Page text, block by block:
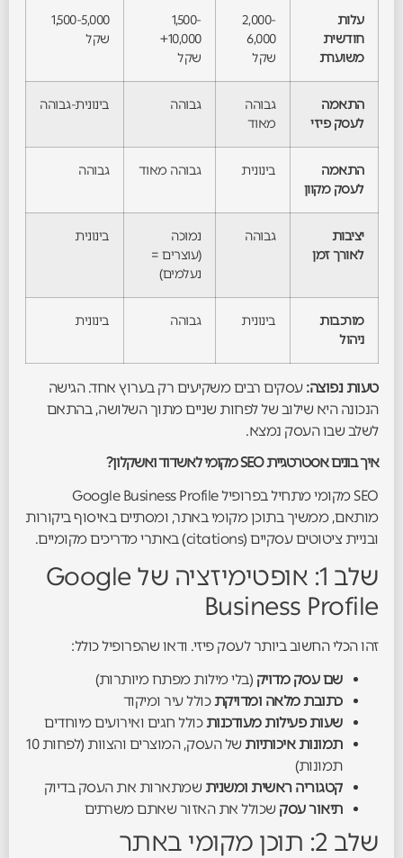
עלות
חודשית
משוערת
2,000-
6,000
שקל
1,500-
10,000+
שקל
1,500-5,000
שקל
התאמה
לעסק פיזי
גבוהה
מאוד
גבוהה בינונית-גבוהה
התאמה
לעסק מקוון
בינונית גבוהה מאוד גבוהה
יציבות
לאורך זמן
גבוהה
נמוכה
(עוצרים =
נעלמים)
בינונית
מורכבות
ניהול
בינונית גבוהה בינונית
טעות נפוצה: עסקים רבים משקיעים רק בערוץ אחד. הגישה
הנכונה היא שילוב של לפחות שניים מתוך השלושה, בהתאם
לשלב שבו העסק נמצא.
איך בונים אסטרטגיית SEO מקומי לאשדוד ואשקלון?
SEO מקומי מתחיל בפרופיל Google Business Profile
מותאם, ממשיך בתוכן מקומי באתר, ומסתיים באיסוף ביקורות
ובניית ציטוטים עסקיים (citations) באתרי מדריכים מקומיים.
שלב 1: אופטימיזציה של Google
Business Profile
זהו הכלי החשוב ביותר לעסק פיזי. ודאו שהפרופיל כולל:
שם עסק מדויק (בלי מילות מפתח מיותרות)
כתובת מלאה ומדויקתכולל עיר ומיקוד
שעות פעילות מעודכנותכולל חגים ואירועים מיוחדים
תמונות איכותיות
של העסק, המוצרים והצוות (לפחות 10
תמונות)
קטגוריה ראשית ומשנית שמתארות את העסק בדיוק
תיאור עסק שכולל את האזור שאתם משרתים
שלב 2: תוכן מקומי באתר